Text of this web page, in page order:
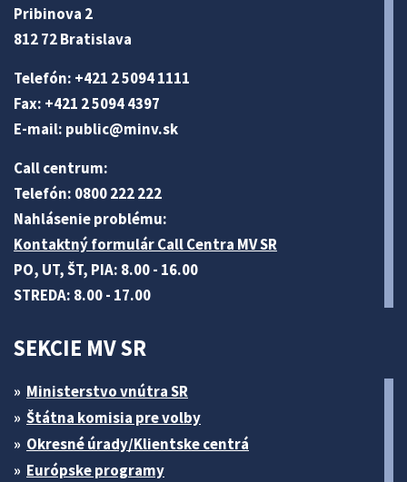
Pribinova 2
812 72 Bratislava
Telefón: +421 2 5094 1111
Fax: +421 2 5094 4397
E-mail: public@minv.sk
Call centrum:
Telefón: 0800 222 222
Nahlásenie problému:
Kontaktný formulár Call Centra MV SR
PO, UT, ŠT, PIA: 8.00 - 16.00
STREDA: 8.00 - 17.00
SEKCIE MV SR
Ministerstvo vnútra SR
Štátna komisia pre volby
Okresné úrady/Klientske centrá
Európske programy